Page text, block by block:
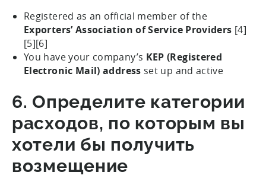
Registered as an official member of the
Exporters’ Association of Service Providers [4]
[5][6]
You have your company’s KEP (Registered
Electronic Mail) address set up and active
6. Определите категории
расходов, по которым вы
хотели бы получить
возмещение